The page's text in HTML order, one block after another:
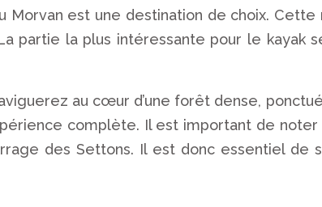
est une destination de choix.
partie la plus intéressante pour le kayak
au cœur d’une forêt dense,
complète. Il est important de noter
des Settons. Il est donc essentiel de